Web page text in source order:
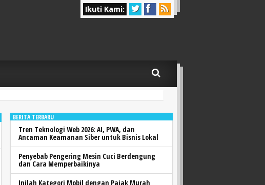
Ikuti Kami:
BERITA TERBARU
Tren Teknologi Web 2026: AI, PWA, dan
Ancaman Keamanan Siber untuk Bisnis Lokal
Penyebab Pengering Mesin Cuci Berdengung
dan Cara Memperbaikinya
Inilah Kategori Mobil dengan Pajak Murah